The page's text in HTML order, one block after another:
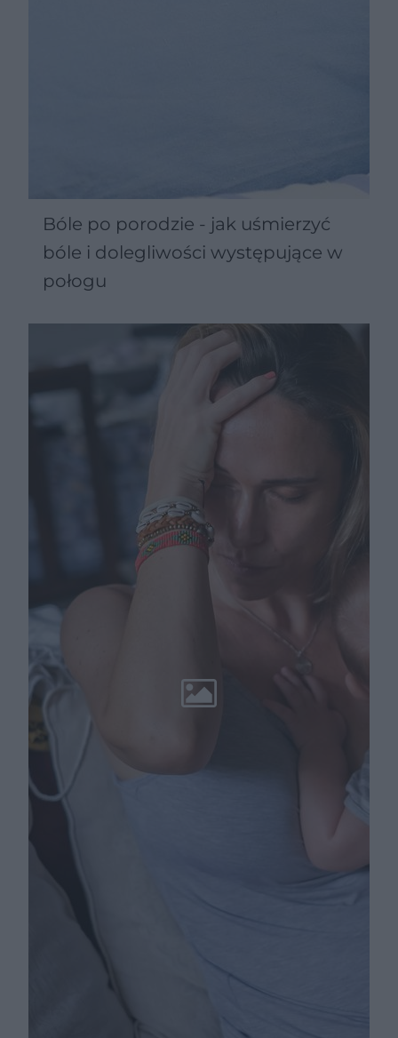
Bóle po porodzie - jak uśmierzyć
bóle i dolegliwości występujące w
połogu